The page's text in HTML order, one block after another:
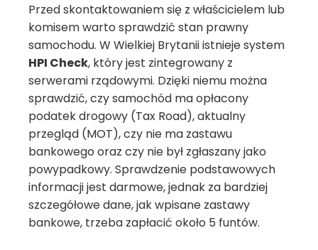
Przed skontaktowaniem się z właścicielem lub
komisem warto sprawdzić stan prawny
samochodu. W Wielkiej Brytanii istnieje system
HPI Check, który jest zintegrowany z
serwerami rządowymi. Dzięki niemu można
sprawdzić, czy samochód ma opłacony
podatek drogowy (Tax Road), aktualny
przegląd (MOT), czy nie ma zastawu
bankowego oraz czy nie był zgłaszany jako
powypadkowy. Sprawdzenie podstawowych
informacji jest darmowe, jednak za bardziej
szczegółowe dane, jak wpisane zastawy
bankowe, trzeba zapłacić około 5 funtów.